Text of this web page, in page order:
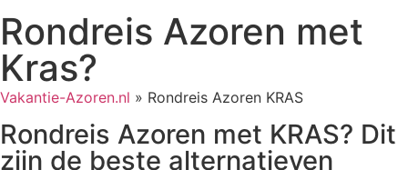
Rondreis Azoren met
Kras?
Vakantie-Azoren.nl » Rondreis Azoren KRAS
Rondreis Azoren met KRAS? Dit
zijn de beste alternatieven